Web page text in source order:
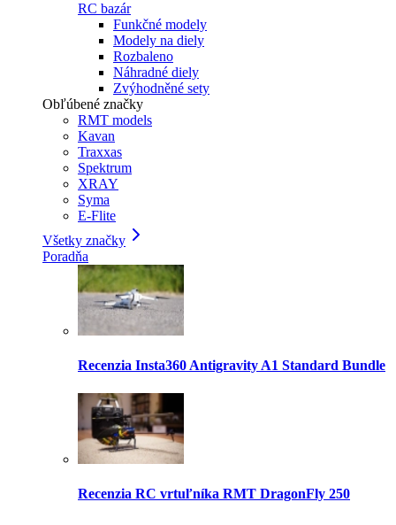
RC bazár
Funkčné modely
Modely na diely
Rozbaleno
Náhradné diely
Zvýhodněné sety
Obľúbené značky
RMT models
Kavan
Traxxas
Spektrum
XRAY
Syma
E-Flite
Všetky značky
Poradňa
Recenzia Insta360 Antigravity A1 Standard Bundle
Recenzia RC vrtuľníka RMT DragonFly 250